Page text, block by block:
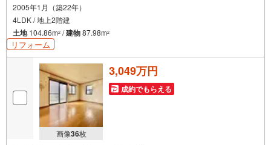
2005年1月（築22年）
4LDK / 地上2階建
土地104.86m2 /建物87.98m2
リフォーム
画像36枚
3,049万円
成約でもらえる